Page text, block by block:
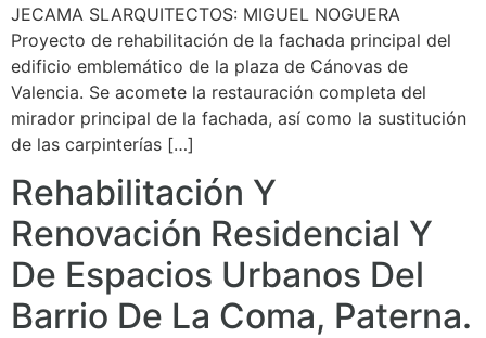
JECAMA SLARQUITECTOS: MIGUEL NOGUERA
Proyecto de rehabilitación de la fachada principal del
edificio emblemático de la plaza de Cánovas de
Valencia. Se acomete la restauración completa del
mirador principal de la fachada, así como la sustitución
de las carpinterías […]
Rehabilitación Y
Renovación Residencial Y
De Espacios Urbanos Del
Barrio De La Coma, Paterna.